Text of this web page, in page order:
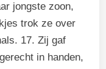
jongste zoon,
trok ze over
17. Zij gaf
in handen,